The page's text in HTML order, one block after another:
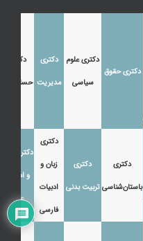
دکتری حقوق
دکتری علوم
سیاسی
دکتری
مدیریت
دکتری
حسابداری
دکتری
باستان‌شناسی
دکتری
تربیت بدنی
دکتری
زبان و
ادبیات
فارسی
دکتری زبان
و ادبیات
عرب